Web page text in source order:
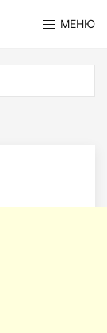
МЕНЮ